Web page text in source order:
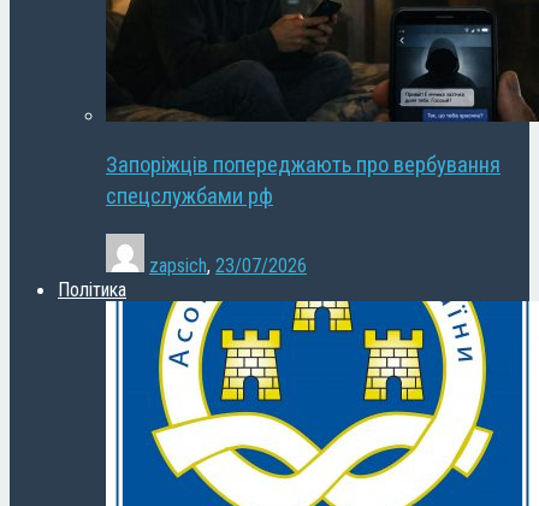
Запоріжців попереджають про вербування
спецслужбами рф
zapsich, 23/07/2026
Політика